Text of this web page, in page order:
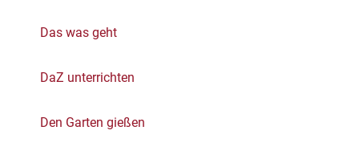
Das was geht
DaZ unterrichten
Den Garten gießen